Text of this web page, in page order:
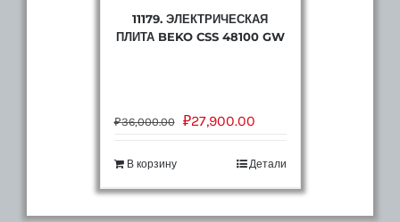
11179. ЭЛЕКТРИЧЕСКАЯ
ПЛИТА BEKO CSS 48100 GW
₽36,000.00 ₽27,900.00
В корзину Детали